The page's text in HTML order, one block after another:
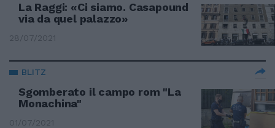
La Raggi: «Ci siamo. Casapound
via da quel palazzo»
28/07/2021
BLITZ
Sgomberato il campo rom "La
Monachina"
01/07/2021